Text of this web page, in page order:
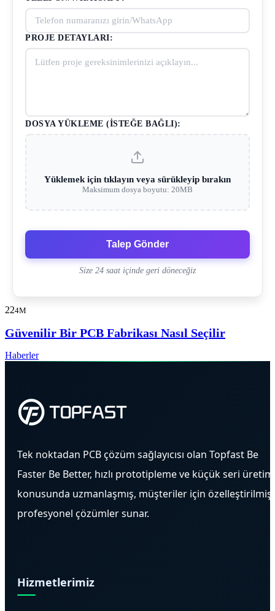
PROJE DETAYLARI:
DOSYA YÜKLEME (İSTEĞE BAĞLI):
Yüklemek için tıklayın veya sürükleyip bırakın
Maksimum dosya boyutu: 20MB
Talep Gönder
Size 24 saat içinde geri döneceğiz
224M
Güvenilir Bir PCB Fabrikası Nasıl Seçilir
Haberler
Tek noktadan PCB çözüm sağlayıcısı olan Topfast Be
Faster Be Better, hızlı prototipleme ve küçük seri üretim
konusunda uzmanlaşmış, müşteriler için özelleştirilmiş
profesyonel çözümler sunar.
Hizmetlerimiz